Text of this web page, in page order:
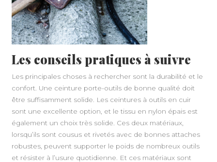
Les conseils pratiques à suivre
Les principales choses à rechercher sont la durabilité et le
confort. Une ceinture porte-outils de bonne qualité doit
être suffisamment solide. Les ceintures à outils en cuir
sont une excellente option, et le tissu en nylon épais est
également un choix très solide. Ces deux matériaux,
lorsqu’ils sont cousus et rivetés avec de bonnes attaches
robustes, peuvent supporter le poids de nombreux outils
et résister à l’usure quotidienne. Et ces matériaux sont